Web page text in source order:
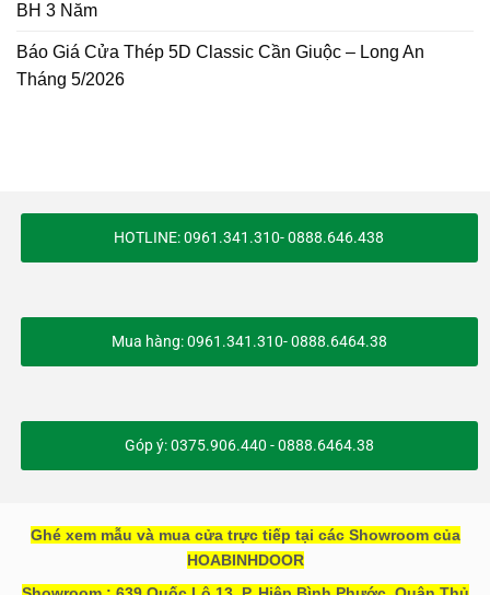
BH 3 Năm
Báo Giá Cửa Thép 5D Classic Cần Giuộc – Long An
Tháng 5/2026
HOTLINE: 0961.341.310- 0888.646.438
Mua hàng: 0961.341.310- 0888.6464.38
Góp ý: 0375.906.440 - 0888.6464.38
Ghé xem mẫu và mua cửa trực tiếp tại các Showroom của
HOABINHDOOR